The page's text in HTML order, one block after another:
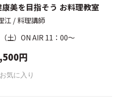
美を目指そう お料理教室
/ 料理講師
土）ON AIR 11：00～
円
お気に入り